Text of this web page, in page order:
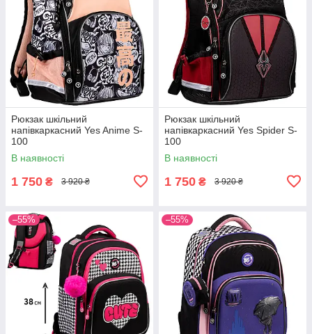
Рюкзак шкільний
напівкаркасний Yes Anime S-
100
В наявності
1 750 ₴ 3 920 ₴
Рюкзак шкільний
напівкаркасний Yes Spider S-
100
В наявності
1 750 ₴ 3 920 ₴
–55% –55%